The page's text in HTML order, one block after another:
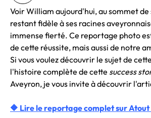
Voir William aujourd'hui, au sommet
restant fidèle à ses racines
immense fierté. Ce reportage photo
de cette réussite, mais aussi de notre
Si vous voulez découvrir le sujet de
l'histoire complète de cette success
Aveyron, je vous invite à découvrir
🔶 Lire le reportage complet sur